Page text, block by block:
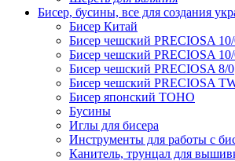
Бисер, бусины, все для создания
Бисер Китай
Бисер чешский PRECIOSA
Бисер чешский PRECIOSA
Бисер чешский PRECIOSA 8/0
Бисер чешский PRECIOSA
Бисер японский TOHO
Бусины
Иглы для бисера
Инструменты для работы с
Канитель, трунцал для